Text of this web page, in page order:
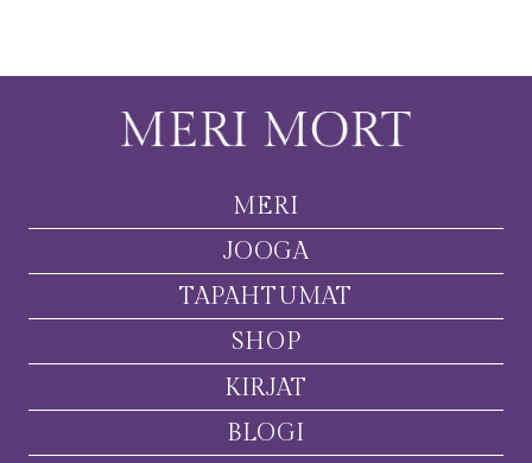
MERI
JOOGA
TAPAHTUMAT
SHOP
KIRJAT
BLOGI